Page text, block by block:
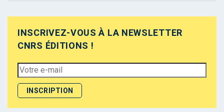
INSCRIVEZ-VOUS À LA NEWSLETTER
CNRS ÉDITIONS !